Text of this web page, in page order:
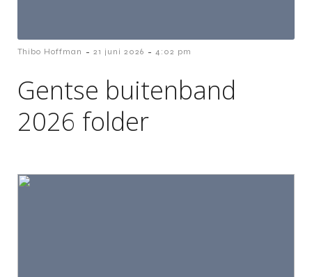
Thibo Hoffman - 21 juni 2026 - 4:02 pm
Gentse buitenband
2026 folder